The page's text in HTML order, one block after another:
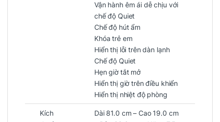
Vận hành êm ái dễ chịu với
chế độ Quiet
Chế độ hút ẩm
Khóa trẻ em
Hiển thị lỗi trên dàn lạnh
Chế độ Quiet
Hẹn giờ tắt mở
Hiển thị giờ trên điều khiển
Hiển thị nhiệt độ phòng
Kích
Dài 81.0 cm – Cao 19.0 cm